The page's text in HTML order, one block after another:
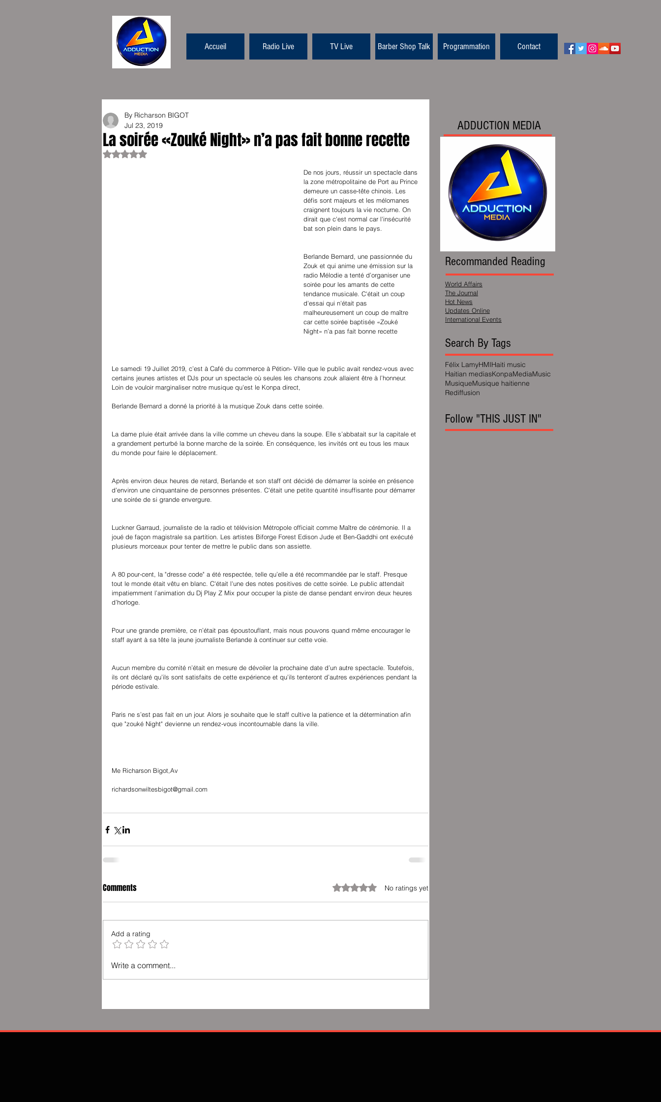
Accueil Radio Live TV Live Barber Shop Talk Programmation Contact
La soirée «Zouké Night» n’a pas fait bonne recette
By Richarson BIGOT
Jul 23, 2019
Rated NaN out of 5 stars.
De nos jours, réussir un spectacle dans
la zone métropolitaine de Port au Prince
demeure un casse-tête chinois. Les
défis sont majeurs et les mélomanes
craignent toujours la vie nocturne. On
dirait que c'est normal car l'insécurité
bat son plein dans le pays.
Berlande Bernard, une passionnée du
Zouk et qui anime une émission sur la
radio Mélodie a tenté d’organiser une
soirée pour les amants de cette
tendance musicale. C'était un coup
d'essai qui n'était pas
malheureusement un coup de maître
car cette soirée baptisée «Zouké
Night» n’a pas fait bonne recette
Le samedi 19 Juillet 2019, c’est à Café du commerce à Pétion- Ville que le public avait rendez-vous avec
certains jeunes artistes et DJs pour un spectacle où seules les chansons zouk allaient être à l’honneur.
Loin de vouloir marginaliser notre musique qu'est le Konpa direct,
Berlande Bernard a donné la priorité à la musique Zouk dans cette soirée.
La dame pluie était arrivée dans la ville comme un cheveu dans la soupe. Elle s’abbatait sur la capitale et
a grandement perturbé la bonne marche de la soirée. En conséquence, les invités ont eu tous les maux
du monde pour faire le déplacement.
Après environ deux heures de retard, Berlande et son staff ont décidé de démarrer la soirée en présence
d’environ une cinquantaine de personnes présentes. C'était une petite quantité insuffisante pour démarrer
une soirée de si grande envergure.
Luckner Garraud, journaliste de la radio et télévision Métropole officiait comme Maître de cérémonie. Il a
joué de façon magistrale sa partition. Les artistes Biforge Forest Edison Jude et Ben-Gaddhi ont exécuté
plusieurs morceaux pour tenter de mettre le public dans son assiette.
A 80 pour-cent, la "dresse code" a été respectée, telle qu’elle a été recommandée par le staff. Presque
tout le monde était vêtu en blanc. C'était l'une des notes positives de cette soirée. Le public attendait
impatiemment l’animation du Dj Play Z Mix pour occuper la piste de danse pendant environ deux heures
d’horloge.
Pour une grande première, ce n’était pas époustouflant, mais nous pouvons quand même encourager le
staff ayant à sa tête la jeune journaliste Berlande à continuer sur cette voie.
Aucun membre du comité n’était en mesure de dévoiler la prochaine date d’un autre spectacle. Toutefois,
ils ont déclaré qu’ils sont satisfaits de cette expérience et qu’ils tenteront d’autres expériences pendant la
période estivale.
Paris ne s’est pas fait en un jour. Alors je souhaite que le staff cultive la patience et la détermination afin
que "zouké Night" devienne un rendez-vous incontournable dans la ville.
Me Richarson Bigot,Av
richardsonwiltesbigot@gmail.com
Comments Rated 0 out of 5 stars.No ratings yet
Add a rating
Write a comment...
ADDUCTION MEDIA
Recommanded Reading
World Affairs
The Journal
Hot News
Updates Online
International Events
Search By Tags
Félix LamyHMIHaiti music
Haitian mediasKonpaMediaMusic
MusiqueMusique haitienne
Rediffusion
Follow "THIS JUST IN"